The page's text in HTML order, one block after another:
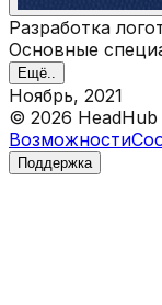
Разработка
Основные
знака лежит
Ещё..
Ноябрь, 2021
© 2026 HeadHub
Возможности
Поддержка